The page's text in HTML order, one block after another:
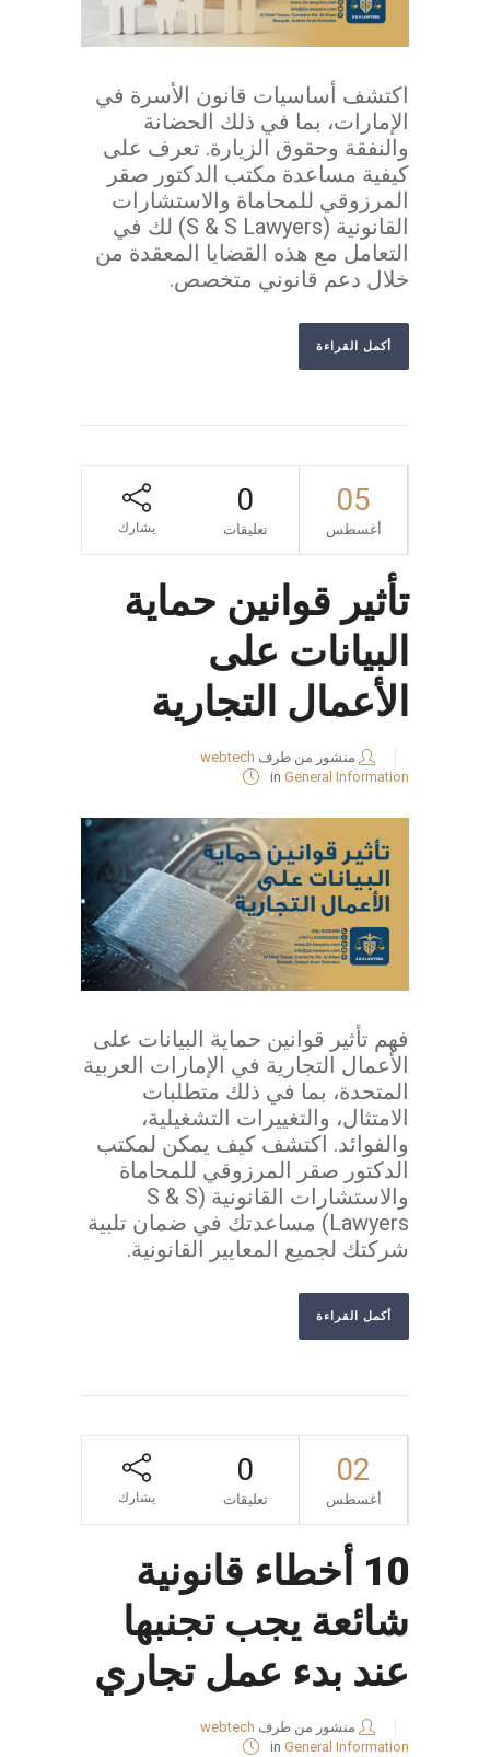
اكتشف أساسيات قانون الأسرة في
الإمارات، بما في ذلك الحضانة
والنفقة وحقوق الزيارة. تعرف على
كيفية مساعدة مكتب الدكتور صقر
المرزوقي للمحاماة والاستشارات
القانونية (S & S Lawyers) لك في
التعامل مع هذه القضايا المعقدة من
خلال دعم قانوني متخصص.
أكمل القراءة
05
أغسطس
0
تعليقات يشارك
تأثير قوانين حماية
البيانات على
الأعمال التجارية
منشور من طرف webtech
in General Information
فهم تأثير قوانين حماية البيانات على
الأعمال التجارية في الإمارات العربية
المتحدة، بما في ذلك متطلبات
الامتثال، والتغييرات التشغيلية،
والفوائد. اكتشف كيف يمكن لمكتب
الدكتور صقر المرزوقي للمحاماة
والاستشارات القانونية (S & S
Lawyers) مساعدتك في ضمان تلبية
شركتك لجميع المعايير القانونية.
أكمل القراءة
02
أغسطس
0
تعليقات يشارك
10 أخطاء قانونية
شائعة يجب تجنبها
عند بدء عمل تجاري
منشور من طرف webtech
in General Information